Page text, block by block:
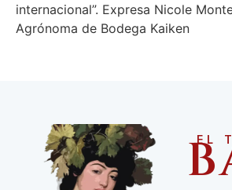
internacional”. Expresa Nicole
Agrónoma de Bodega Kaiken
EL